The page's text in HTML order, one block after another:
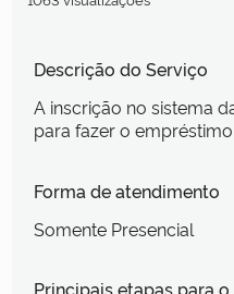
Descrição do Serviço
A inscrição no sistema
para fazer o
Forma de atendimento
Somente Presencial
Principais etapas para